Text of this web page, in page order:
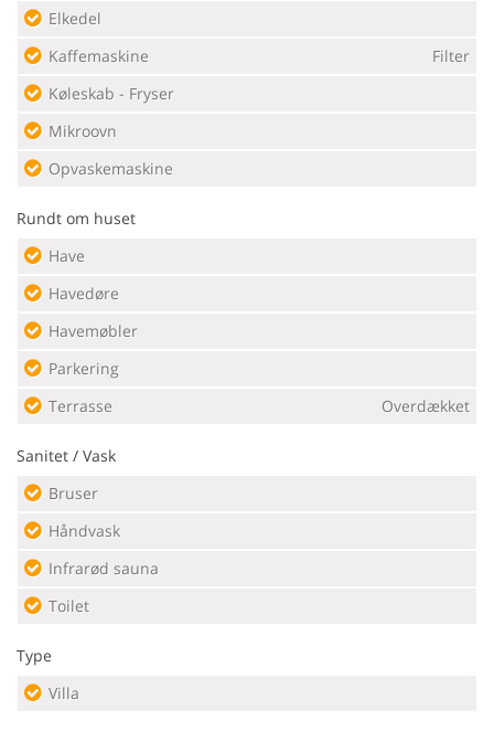
Elkedel
Kaffemaskine
Filter
Køleskab - Fryser
Mikroovn
Opvaskemaskine
Rundt om huset
Have
Havedøre
Havemøbler
Parkering
Terrasse
Overdækket
Sanitet / Vask
Bruser
Håndvask
Infrarød sauna
Toilet
Type
Villa